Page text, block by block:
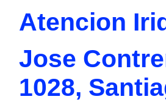
Atencion
Jose
1028,